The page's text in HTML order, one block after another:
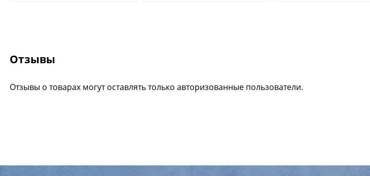
Отзывы
Отзывы о товарах могут оставлять только авторизованные пользователи.